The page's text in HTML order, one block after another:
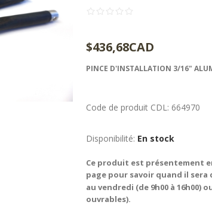
$436,68CAD
PINCE D'INSTALLATION 3/16"
Code de produit CDL: 664970
Disponibilité: En stock
Ce produit est présentement
page pour savoir quand il sera
au vendredi (de 9h00 à 16h00)
ouvrables).